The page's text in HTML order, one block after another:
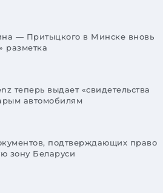
— Притыцкого в Минске вновь
разметка
теперь выдает «свидетельства
автомобилям
подтверждающих право
зону Беларуси